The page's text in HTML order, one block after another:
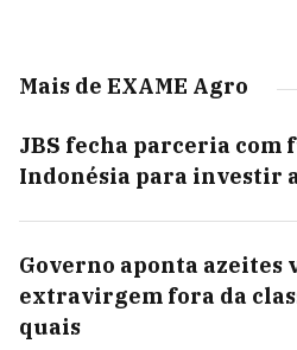
Mais de EXAME Agro
JBS fecha parceria com
Indonésia para investir
Governo aponta azeites
extravirgem fora da
quais